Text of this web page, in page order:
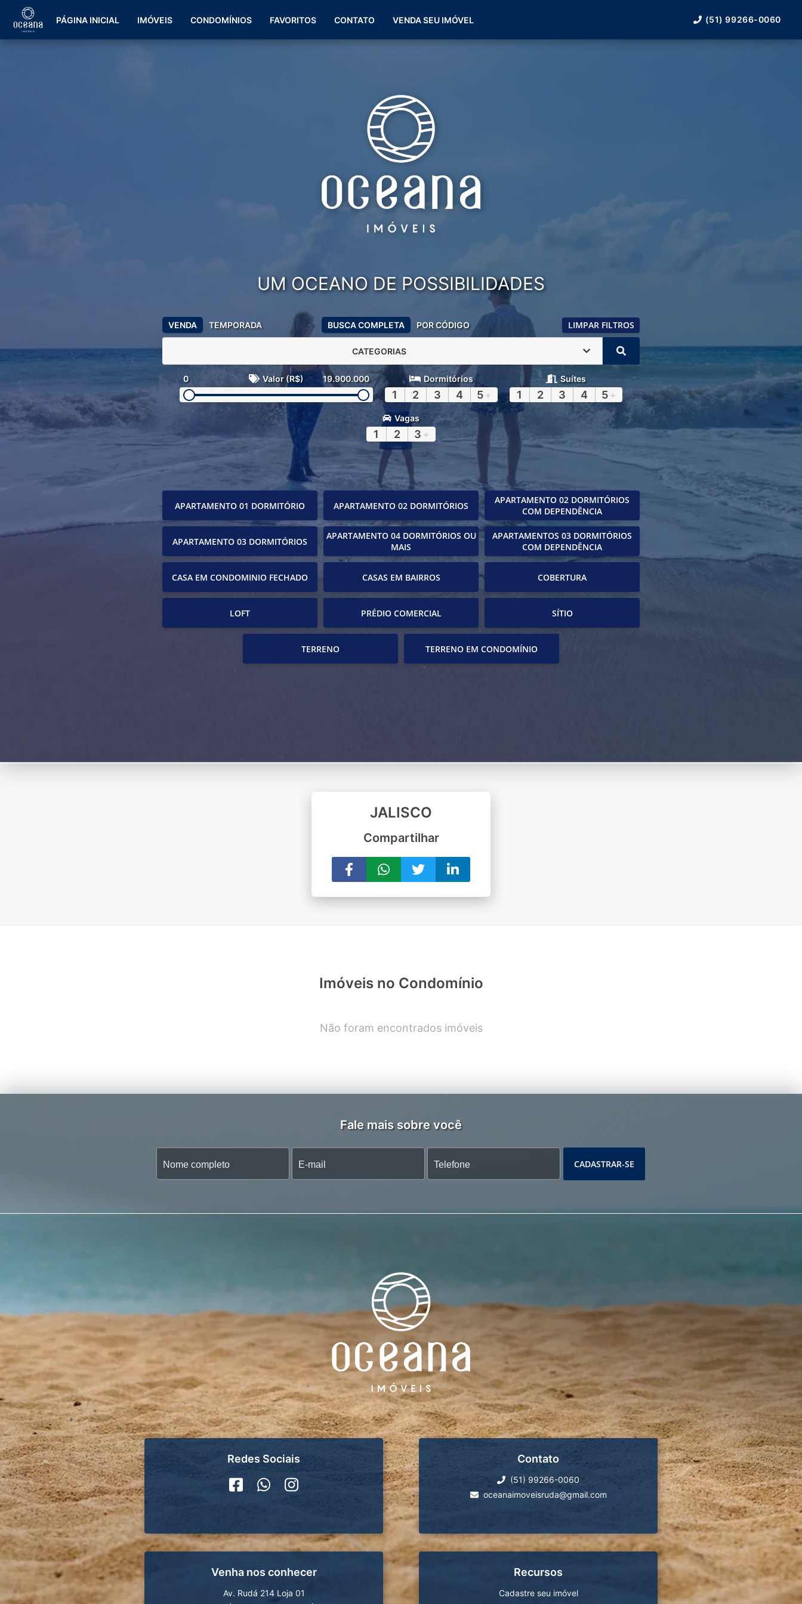
(51) 99266-0060
PÁGINA INICIAL IMÓVEIS CONDOMÍNIOS FAVORITOS CONTATO VENDA SEU IMÓVEL (51) 99266-0060
UM OCEANO DE POSSIBILIDADES
VENDA TEMPORADA BUSCA COMPLETA POR CÓDIGO LIMPAR FILTROS
CATEGORIAS
0 Valor (R$) 19.900.000 Dormitórios
1 2 3 4 5+
Suítes
1 2 3 4 5+
Vagas
1 2 3 +
APARTAMENTO 01 DORMITÓRIO APARTAMENTO 02 DORMITÓRIOS
APARTAMENTO 02 DORMITÓRIOS
COM DEPENDÊNCIA
APARTAMENTO 03 DORMITÓRIOS
APARTAMENTO 04 DORMITÓRIOS OU
MAIS
APARTAMENTOS 03 DORMITÓRIOS
COM DEPENDÊNCIA
CASA EM CONDOMINIO FECHADO CASAS EM BAIRROS COBERTURA
LOFT PRÉDIO COMERCIAL SÍTIO
TERRENO TERRENO EM CONDOMÍNIO
JALISCO
Compartilhar
Imóveis no Condomínio
Não foram encontrados imóveis
Fale mais sobre você
CADASTRAR-SE
Redes Sociais Contato
(51) 99266-0060
oceanaimoveisruda@gmail.com
Venha nos conhecer
Av. Rudá 214 Loja 01
Recursos
Cadastre seu imóvel